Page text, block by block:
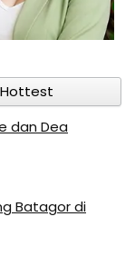
Hottest
dan Dea
Batagor di